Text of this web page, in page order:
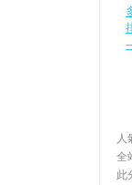
人
全
此